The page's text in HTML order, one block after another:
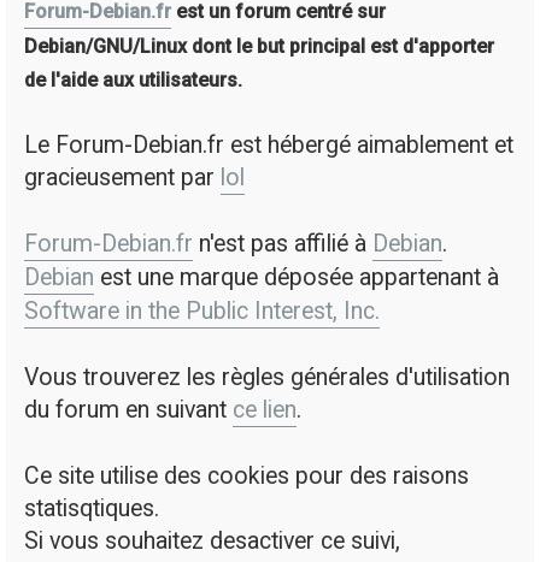
Forum-Debian.fr est un forum centré sur
Debian/GNU/Linux dont le but principal est d'apporter
de l'aide aux utilisateurs.
Le Forum-Debian.fr est hébergé aimablement et
gracieusement par lol
Forum-Debian.fr n'est pas affilié à Debian.
Debian est une marque déposée appartenant à
Software in the Public Interest, Inc.
Vous trouverez les règles générales d'utilisation
du forum en suivant ce lien.
Ce site utilise des cookies pour des raisons
statisqtiques.
Si vous souhaitez desactiver ce suivi,